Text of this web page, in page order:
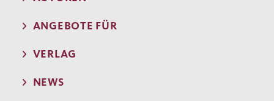
ANGEBOTE FÜR
VERLAG
NEWS